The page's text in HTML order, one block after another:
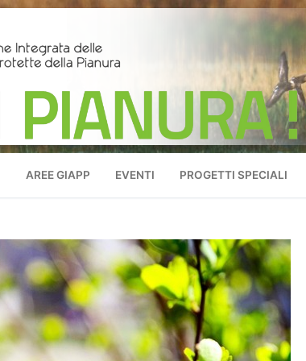
AREE GIAPP EVENTI PROGETTI SPECIALI